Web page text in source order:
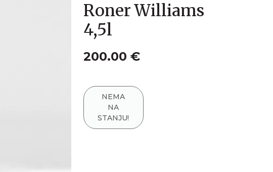
Roner Williams
4,5l
200.00 €
NEMA
NA
STANJU!